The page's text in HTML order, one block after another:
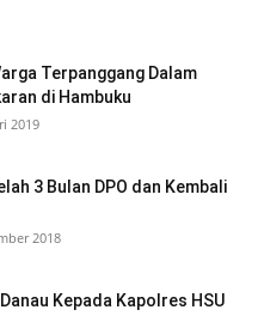
Terpanggang Dalam
di Hambuku
2019
3 Bulan DPO dan Kembali
2018
Kepada Kapolres HSU